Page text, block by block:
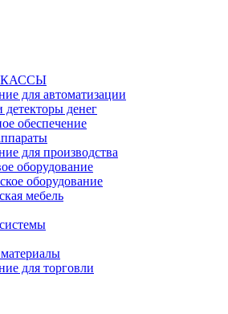
для автоматизации
денег
обеспечение
для производства
оборудование
оборудование
мебель
для торговли